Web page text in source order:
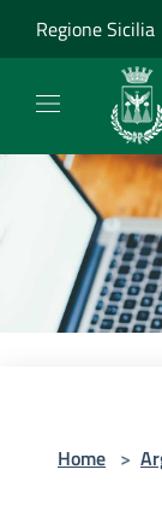
Regione Sicilia
Home >